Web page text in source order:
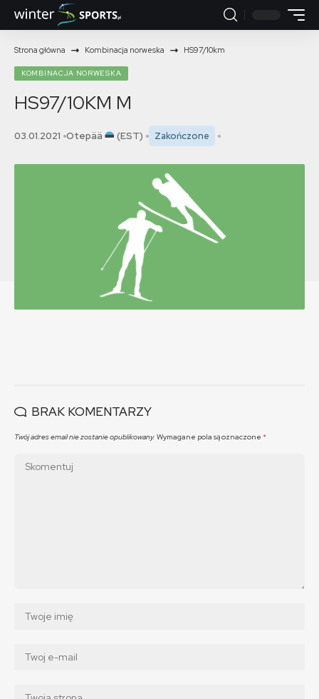
Strona główna Kombinacja norweska HS97/10km
KOMBINACJA NORWESKA
HS97/10KM M
03.01.2021 Otepää (EST) Zakończone
BRAK KOMENTARZY
Twój adres email nie zostanie opublikowany. Wymagane pola są oznaczone *